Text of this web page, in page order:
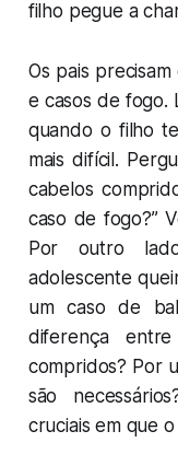
filho pegue a
Os pais
e casos de fogo.
quando o filho
mais difícil.
cabelos
caso de fogo?”
Por outro
adolescente
um caso de
diferença
compridos? Por
são
cruciais em que